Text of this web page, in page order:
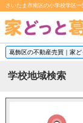
さいたま市南区の小学校学区
葛飾区の不動産売買｜家
学校地域検索